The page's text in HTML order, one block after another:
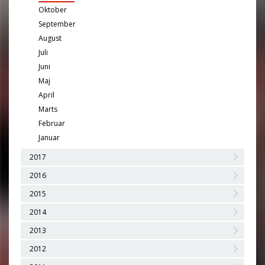
Oktober
September
August
Juli
Juni
Maj
April
Marts
Februar
Januar
2017
2016
2015
2014
2013
2012